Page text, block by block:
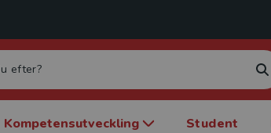
Kompetensutveckling Student